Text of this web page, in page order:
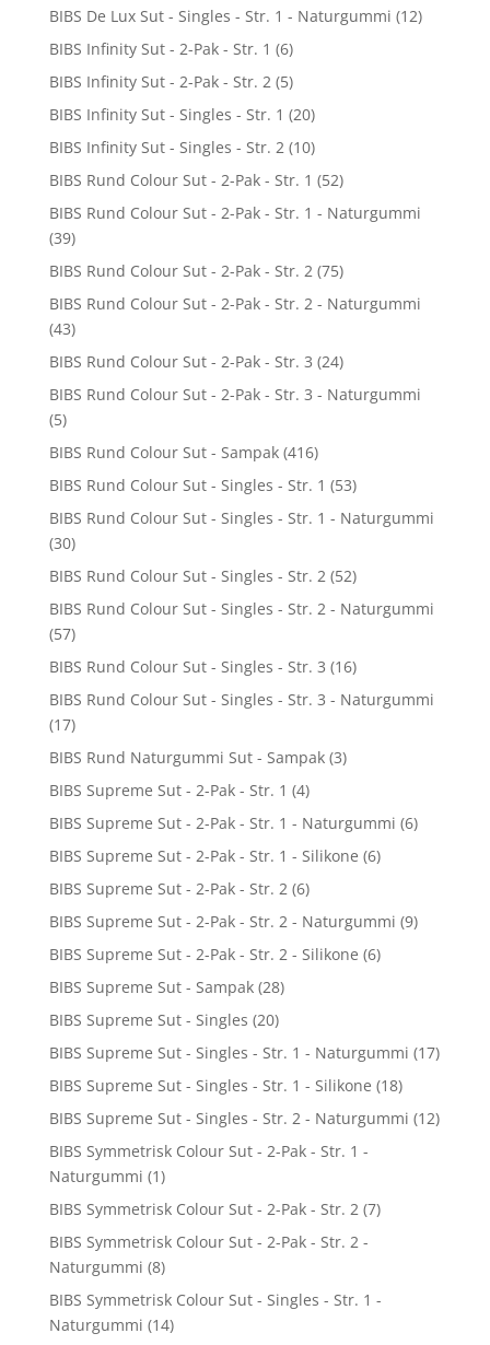
BIBS De Lux Sut - Singles - Str. 1 - Naturgummi (12)
BIBS Infinity Sut - 2-Pak - Str. 1 (6)
BIBS Infinity Sut - 2-Pak - Str. 2 (5)
BIBS Infinity Sut - Singles - Str. 1 (20)
BIBS Infinity Sut - Singles - Str. 2 (10)
BIBS Rund Colour Sut - 2-Pak - Str. 1 (52)
BIBS Rund Colour Sut - 2-Pak - Str. 1 - Naturgummi
(39)
BIBS Rund Colour Sut - 2-Pak - Str. 2 (75)
BIBS Rund Colour Sut - 2-Pak - Str. 2 - Naturgummi
(43)
BIBS Rund Colour Sut - 2-Pak - Str. 3 (24)
BIBS Rund Colour Sut - 2-Pak - Str. 3 - Naturgummi
(5)
BIBS Rund Colour Sut - Sampak (416)
BIBS Rund Colour Sut - Singles - Str. 1 (53)
BIBS Rund Colour Sut - Singles - Str. 1 - Naturgummi
(30)
BIBS Rund Colour Sut - Singles - Str. 2 (52)
BIBS Rund Colour Sut - Singles - Str. 2 - Naturgummi
(57)
BIBS Rund Colour Sut - Singles - Str. 3 (16)
BIBS Rund Colour Sut - Singles - Str. 3 - Naturgummi
(17)
BIBS Rund Naturgummi Sut - Sampak (3)
BIBS Supreme Sut - 2-Pak - Str. 1 (4)
BIBS Supreme Sut - 2-Pak - Str. 1 - Naturgummi (6)
BIBS Supreme Sut - 2-Pak - Str. 1 - Silikone (6)
BIBS Supreme Sut - 2-Pak - Str. 2 (6)
BIBS Supreme Sut - 2-Pak - Str. 2 - Naturgummi (9)
BIBS Supreme Sut - 2-Pak - Str. 2 - Silikone (6)
BIBS Supreme Sut - Sampak (28)
BIBS Supreme Sut - Singles (20)
BIBS Supreme Sut - Singles - Str. 1 - Naturgummi (17)
BIBS Supreme Sut - Singles - Str. 1 - Silikone (18)
BIBS Supreme Sut - Singles - Str. 2 - Naturgummi (12)
BIBS Symmetrisk Colour Sut - 2-Pak - Str. 1 -
Naturgummi (1)
BIBS Symmetrisk Colour Sut - 2-Pak - Str. 2 (7)
BIBS Symmetrisk Colour Sut - 2-Pak - Str. 2 -
Naturgummi (8)
BIBS Symmetrisk Colour Sut - Singles - Str. 1 -
Naturgummi (14)